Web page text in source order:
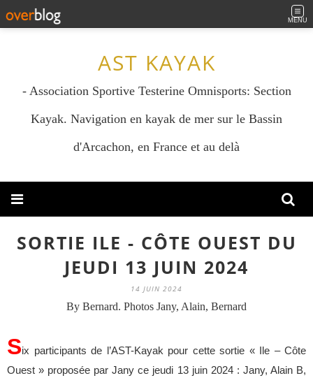
MENU
AST KAYAK
- Association Sportive Testerine Omnisports: Section
Kayak. Navigation en kayak de mer sur le Bassin
d'Arcachon, en France et au delà
SORTIE ILE - CÔTE OUEST DU
JEUDI 13 JUIN 2024
14 JUIN 2024
By Bernard. Photos Jany, Alain, Bernard
Six participants de l’AST-Kayak pour cette sortie « Ile – Côte
Ouest » proposée par Jany ce jeudi 13 juin 2024 : Jany, Alain B,